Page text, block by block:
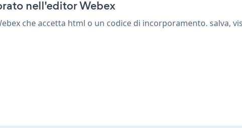
nell'editor Webex
che accetta html o un codice di incorporamento. salva,